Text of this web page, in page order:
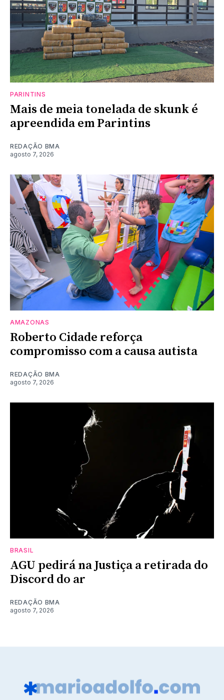
PARINTINS
Mais de meia tonelada de skunk é
apreendida em Parintins
REDAÇÃO BMA
agosto 7, 2026
AMAZONAS
Roberto Cidade reforça
compromisso com a causa autista
REDAÇÃO BMA
agosto 7, 2026
BRASIL
AGU pedirá na Justiça a retirada do
Discord do ar
REDAÇÃO BMA
agosto 7, 2026